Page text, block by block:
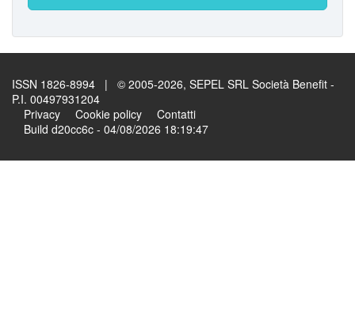
ISSN 1826-8994 | © 2005-2026, SEPEL SRL Società Benefit -
P.I. 00497931204
Privacy
Cookie policy
Contatti
Build d20cc6c - 04/08/2026 18:19:47